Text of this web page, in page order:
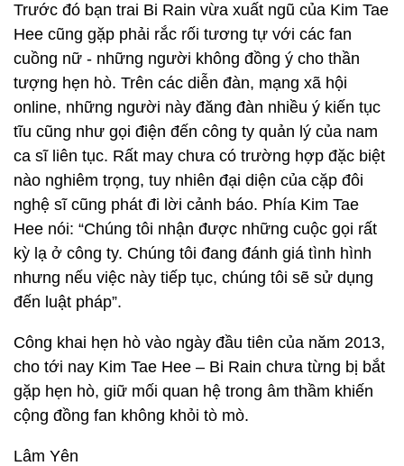
Trước đó bạn trai Bi Rain vừa xuất ngũ của Kim Tae
Hee cũng gặp phải rắc rối tương tự với các fan
cuồng nữ - những người không đồng ý cho thần
tượng hẹn hò. Trên các diễn đàn, mạng xã hội
online, những người này đăng đàn nhiều ý kiến tục
tĩu cũng như gọi điện đến công ty quản lý của nam
ca sĩ liên tục. Rất may chưa có trường hợp đặc biệt
nào nghiêm trọng, tuy nhiên đại diện của cặp đôi
nghệ sĩ cũng phát đi lời cảnh báo. Phía Kim Tae
Hee nói: “Chúng tôi nhận được những cuộc gọi rất
kỳ lạ ở công ty. Chúng tôi đang đánh giá tình hình
nhưng nếu việc này tiếp tục, chúng tôi sẽ sử dụng
đến luật pháp”.
Công khai hẹn hò vào ngày đầu tiên của năm 2013,
cho tới nay Kim Tae Hee – Bi Rain chưa từng bị bắt
gặp hẹn hò, giữ mối quan hệ trong âm thầm khiến
cộng đồng fan không khỏi tò mò.
Lâm Yên